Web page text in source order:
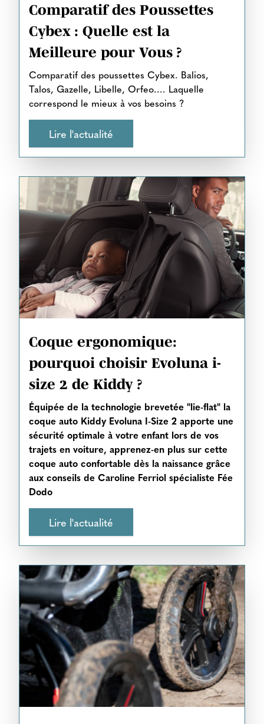
Comparatif des Poussettes
Cybex : Quelle est la
Meilleure pour Vous ?
Comparatif des poussettes Cybex. Balios,
Talos, Gazelle, Libelle, Orfeo.... Laquelle
correspond le mieux à vos besoins ?
Lire l'actualité
Coque ergonomique:
pourquoi choisir Evoluna i-
size 2 de Kiddy ?
Équipée de la technologie brevetée "lie-flat" la
coque auto Kiddy Evoluna I-Size 2 apporte une
sécurité optimale à votre enfant lors de vos
trajets en voiture, apprenez-en plus sur cette
coque auto confortable dès la naissance grâce
aux conseils de Caroline Ferriol spécialiste Fée
Dodo
Lire l'actualité